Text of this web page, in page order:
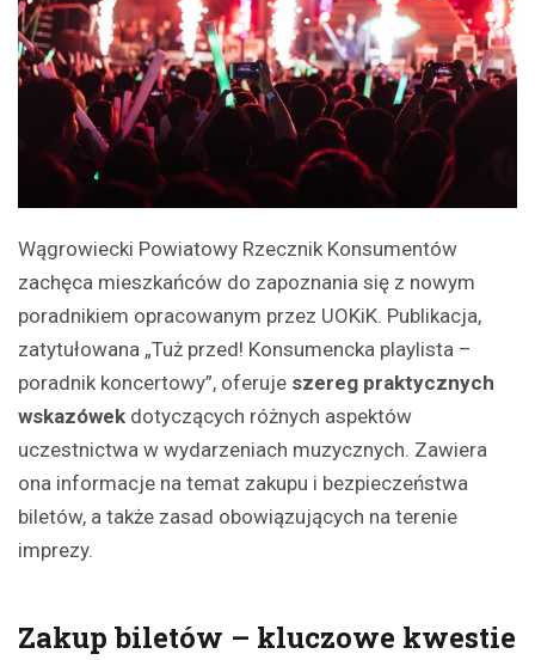
Wągrowiecki Powiatowy Rzecznik Konsumentów
zachęca mieszkańców do zapoznania się z nowym
poradnikiem opracowanym przez UOKiK. Publikacja,
zatytułowana „Tuż przed! Konsumencka playlista –
poradnik koncertowy”, oferuje szereg praktycznych
wskazówek dotyczących różnych aspektów
uczestnictwa w wydarzeniach muzycznych. Zawiera
ona informacje na temat zakupu i bezpieczeństwa
biletów, a także zasad obowiązujących na terenie
imprezy.
Zakup biletów – kluczowe kwestie